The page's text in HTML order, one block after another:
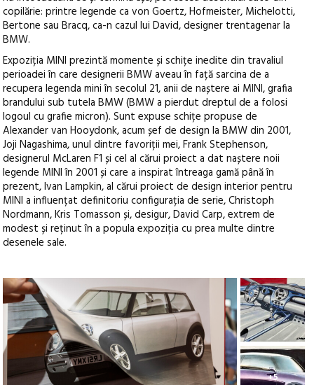
copilărie: printre legende ca von Goertz, Hofmeister, Michelotti,
Bertone sau Bracq, ca-n cazul lui David, designer trentagenar la
BMW.
Expoziția MINI prezintă momente și schițe inedite din travaliul
perioadei în care designerii BMW aveau în față sarcina de a
recupera legenda mini în secolul 21, anii de naștere ai MINI, grafia
brandului sub tutela BMW (BMW a pierdut dreptul de a folosi
logoul cu grafie micron). Sunt expuse schițe propuse de
Alexander van Hooydonk, acum șef de design la BMW din 2001,
Joji Nagashima, unul dintre favoriții mei, Frank Stephenson,
designerul McLaren F1 și cel al cărui proiect a dat naștere noii
legende MINI în 2001 și care a inspirat întreaga gamă până în
prezent, Ivan Lampkin, al cărui proiect de design interior pentru
MINI a influențat definitoriu configurația de serie, Christoph
Nordmann, Kris Tomasson și, desigur, David Carp, extrem de
modest și reținut în a popula expoziția cu prea multe dintre
desenele sale.
+5